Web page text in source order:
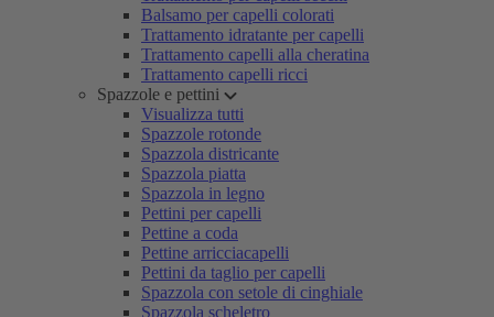
Balsamo per capelli colorati
Trattamento idratante per capelli
Trattamento capelli alla cheratina
Trattamento capelli ricci
Spazzole e pettini
Visualizza tutti
Spazzole rotonde
Spazzola districante
Spazzola piatta
Spazzola in legno
Pettini per capelli
Pettine a coda
Pettine arricciacapelli
Pettini da taglio per capelli
Spazzola con setole di cinghiale
Spazzola scheletro